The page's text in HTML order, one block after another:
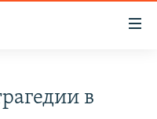
в